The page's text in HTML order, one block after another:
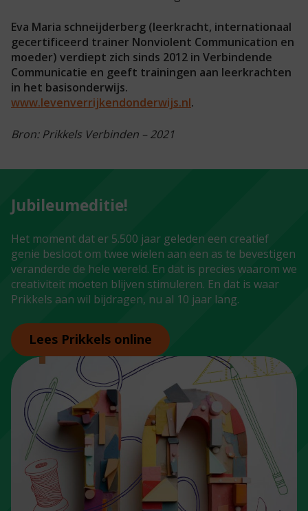
Eva Maria schneijderberg (leerkracht, internationaal
gecertificeerd trainer Nonviolent Communication en
moeder) verdiept zich sinds 2012 in Verbindende
Communicatie en geeft trainingen aan leerkrachten
in het basisonderwijs.
www.levenverrijkendonderwijs.nl.
Bron: Prikkels Verbinden – 2021
Jubileumeditie!
Het moment dat er 5.500 jaar geleden een creatief
genie besloot om twee wielen aan een as te bevestigen
veranderde de hele wereld. En dat is precies waarom we
creativiteit moeten blijven stimuleren. En dat is waar
Prikkels aan wil bijdragen, nu al 10 jaar lang.
Lees Prikkels online